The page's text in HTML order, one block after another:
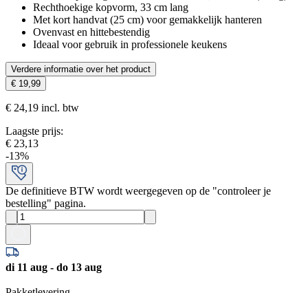
Rechthoekige kopvorm, 33 cm lang
Met kort handvat (25 cm) voor gemakkelijk hanteren
Ovenvast en hittebestendig
Ideaal voor gebruik in professionele keukens
Verdere informatie over het product
€ 19,99
€ 24,19 incl. btw
Laagste prijs:
€ 23,13
-13%
De definitieve BTW wordt weergegeven op de "controleer je
bestelling" pagina.
di 11 aug - do 13 aug